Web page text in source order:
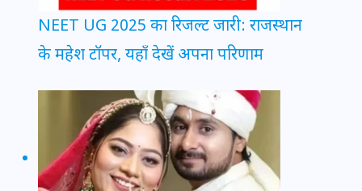
NEET UG 2025 का रिजल्ट जारी: राजस्थान
के महेश टॉपर, यहाँ देखें अपना परिणाम